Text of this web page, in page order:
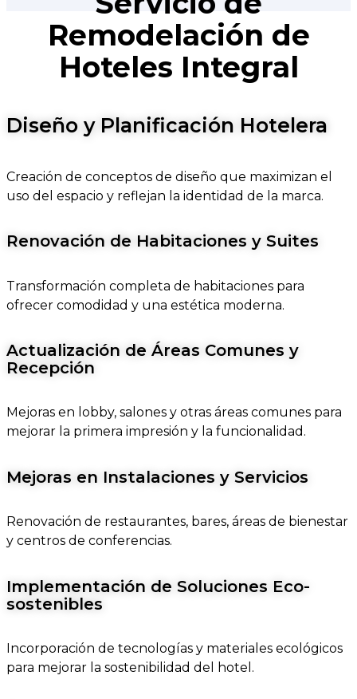
Remodelación de
Hoteles Integral
Diseño y Planificación Hotelera
Creación de conceptos de diseño que maximizan el
uso del espacio y reflejan la identidad de la marca.
Renovación de Habitaciones y Suites
Transformación completa de habitaciones para
ofrecer comodidad y una estética moderna.
Actualización de Áreas Comunes y
Recepción
Mejoras en lobby, salones y otras áreas comunes para
mejorar la primera impresión y la funcionalidad.
Mejoras en Instalaciones y Servicios
Renovación de restaurantes, bares, áreas de bienestar
y centros de conferencias.
Implementación de Soluciones Eco-
sostenibles
Incorporación de tecnologías y materiales ecológicos
para mejorar la sostenibilidad del hotel.